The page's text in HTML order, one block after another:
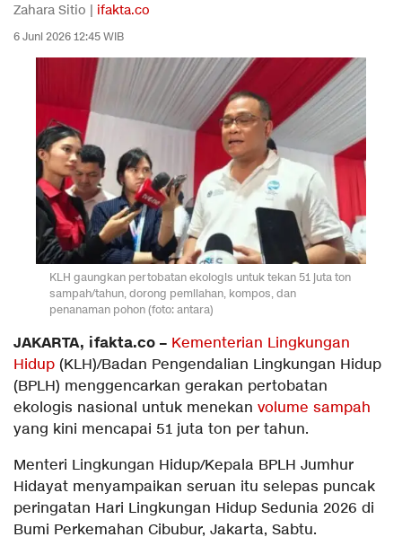
Zahara Sitio | ifakta.co
6 Juni 2026 12:45 WIB
KLH gaungkan pertobatan ekologis untuk tekan 51 juta ton
sampah/tahun, dorong pemilahan, kompos, dan
penanaman pohon (foto: antara)
JAKARTA, ifakta.co – Kementerian Lingkungan
Hidup (KLH)/Badan Pengendalian Lingkungan Hidup
(BPLH) menggencarkan gerakan pertobatan
ekologis nasional untuk menekan volume sampah
yang kini mencapai 51 juta ton per tahun.
Menteri Lingkungan Hidup/Kepala BPLH Jumhur
Hidayat menyampaikan seruan itu selepas puncak
peringatan Hari Lingkungan Hidup Sedunia 2026 di
Bumi Perkemahan Cibubur, Jakarta, Sabtu.